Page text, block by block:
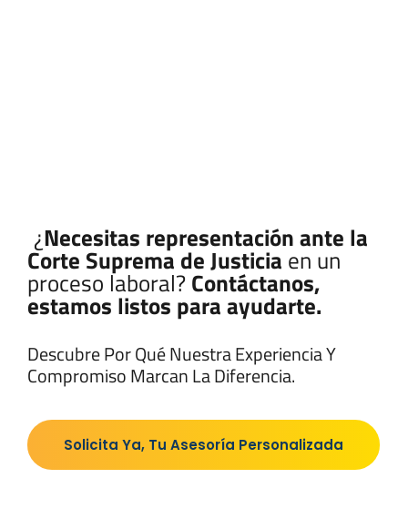
¿Necesitas representación ante la
Corte Suprema de Justicia en un
proceso laboral?Contáctanos,
estamos listos para ayudarte.
Descubre Por Qué Nuestra Experiencia Y
Compromiso Marcan La Diferencia.
Solicita Ya, Tu Asesoría Personalizada